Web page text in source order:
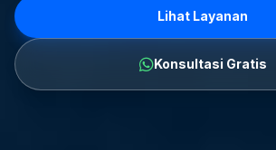
Lihat Layanan
Konsultasi Gratis